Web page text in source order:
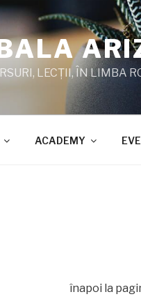
LECŢII, ÎN LIMBA
ACADEMY
înapoi la